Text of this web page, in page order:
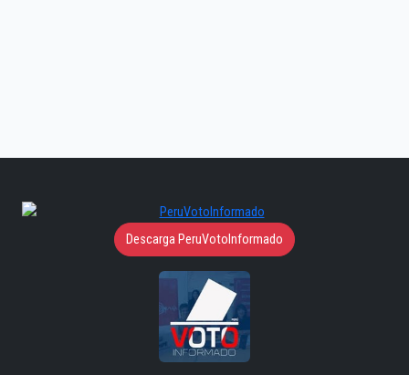
Descarga PeruVotoInformado